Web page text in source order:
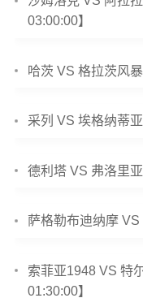
03:00:00】
哈茨 VS 格拉茨风
采列 VS 埃格纳蒂
德利塔 VS 弗洛里
萨格勒布迪纳摩 VS
索菲亚1948 VS 特
01:30:00】